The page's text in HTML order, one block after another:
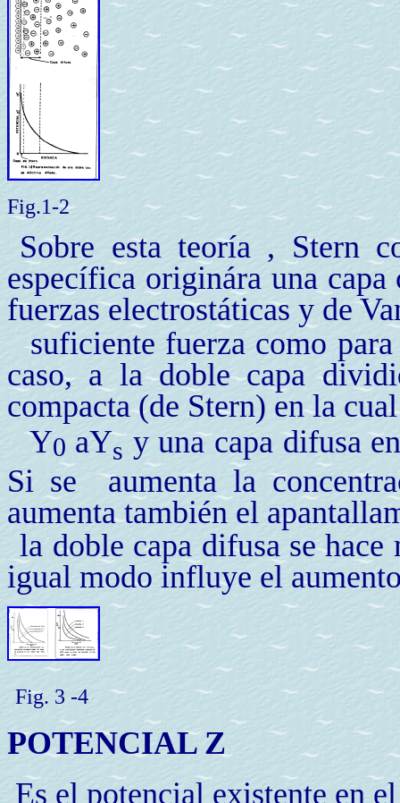
Fig.1-2
Sobre esta teoría , Stern
específica originára una
fuerzas electrostáticas y de
suficiente fuerza como
caso, a la doble capa
compacta (de Stern) en la
Y0 aYsy una capa difusa
Si se aumenta la
aumenta también el
la doble capa difusa se
igual modo influye el
Fig. 3 -4
POTENCIAL Z
Es el potencial existente en